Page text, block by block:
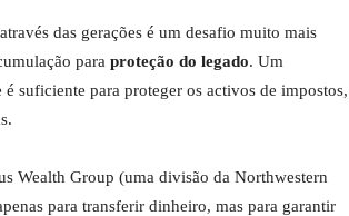
das gerações é um desafio muito mais
para proteção do legado. Um
suficiente para proteger os activos de impostos,
Wealth Group (uma divisão da Northwestern
para transferir dinheiro, mas para garantir